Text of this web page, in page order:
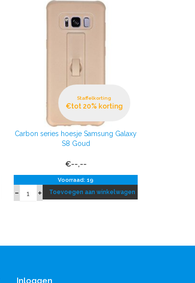
Staffelkorting
€tot 20% korting
Carbon series hoesje Samsung Galaxy
S8 Goud
€--,--
Voorraad: 19
Toevoegen aan winkelwagen
Inloggen